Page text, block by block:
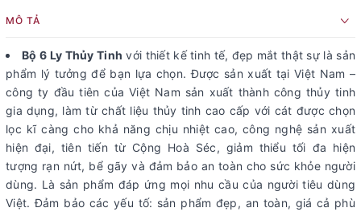
MÔ TẢ
Bộ 6 Ly Thủy Tinh với thiết kế tinh tế, đẹp mắt thật sự là sản
phẩm lý tưởng để bạn lựa chọn. Được sản xuất tại Việt Nam –
công ty đầu tiên của Việt Nam sản xuất thành công thủy tinh
gia dụng, làm từ chất liệu thủy tinh cao cấp với cát được chọn
lọc kĩ càng cho khả năng chịu nhiệt cao, công nghệ sản xuất
hiện đại, tiên tiến từ Cộng Hoà Séc, giảm thiểu tối đa hiện
tượng rạn nứt, bể gãy và đảm bảo an toàn cho sức khỏe người
dùng. Là sản phẩm đáp ứng mọi nhu cầu của người tiêu dùng
Việt. Đảm bảo các yếu tố: sản phẩm đẹp, an toàn, giá cả phù